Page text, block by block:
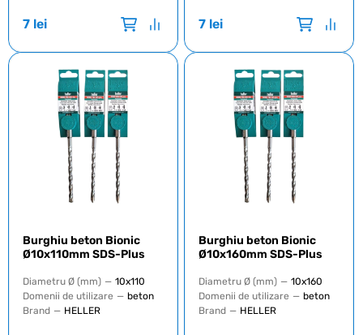
7 lei 7 lei
Burghiu beton Bionic
Ø10x110mm SDS-Plus
Diametru Ø (mm) — 10x110
Domenii de utilizare — beton
Brand — HELLER
Burghiu beton Bionic
Ø10x160mm SDS-Plus
Diametru Ø (mm) — 10x160
Domenii de utilizare — beton
Brand — HELLER